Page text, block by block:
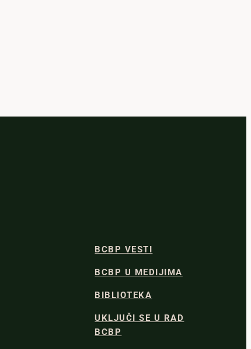
BCBP VESTI
BCBP U MEDIJIMA
BIBLIOTEKA
UKLJUČI SE U RAD
BCBP